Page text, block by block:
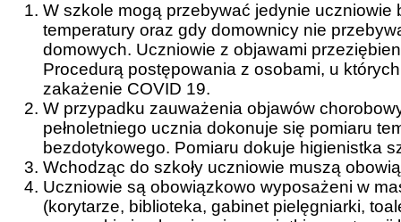
W szkole mogą przebywać jedynie
temperatury oraz gdy domownicy nie
domowych. Uczniowie z objawami
Procedurą postępowania z osobami, u
zakażenie COVID 19.
W przypadku zauważenia objawów
pełnoletniego ucznia dokonuje się pomiaru
bezdotykowego. Pomiaru dokuje higienistka
Wchodząc do szkoły uczniowie muszą
Uczniowie są obowiązkowo wyposażeni w
(korytarze, biblioteka, gabinet pielęgniarki,